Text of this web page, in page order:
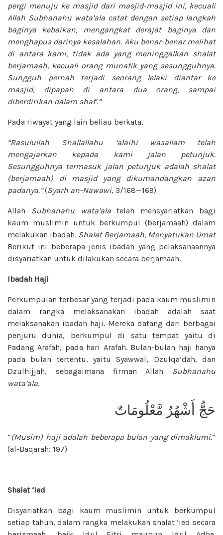
pergi menuju ke masjid dari masjid-masjid ini, kecuali
Allah Subhanahu wata’ala catat dengan setiap langkah
baginya kebaikan, mengangkat derajat baginya dan
menghapus darinya kesalahan. Aku benar-benar melihat
di antara kami, tidak ada yang meninggalkan shalat
berjamaah, kecuali orang munafik yang sesungguhnya.
Sungguh pernah terjadi seorang lelaki diantar ke
masjid, dipapah di antara dua orang, sampai
diberdirikan dalam shaf’.”
Pada riwayat yang lain beliau berkata,
“Rasulullah Shallallahu ‘alaihi wasallam
telah
mengajarkan kepada kami jalan petunjuk.
Sesungguhnya termasuk jalan petunjuk adalah shalat
(berjamaah) di masjid yang dikumandangkan azan
padanya.”(Syarh an-Nawawi, 3/168—169)
Allah Subhanahu wata’alatelah mensyariatkan bagi
kaum muslimin untuk berkumpul (berjamaah) dalam
melakukan ibadah. Shalat Berjamaah, Menyatukan Umat
Berikut ini beberapa jenis ibadah yang pelaksanaannya
disyariatkan untuk dilakukan secara berjamaah.
Ibadah Haji
Perkumpulan terbesar yang terjadi pada kaum muslimin
dalam rangka melaksanakan ibadah adalah saat
melaksanakan ibadah haji. Mereka datang dari berbagai
penjuru dunia, berkumpul di satu tempat yaitu di
Padang Arafah, pada hari Arafah. Bulan-bulan haji hanya
pada bulan tertentu, yaitu Syawwal, Dzulqa’dah, dan
Dzulhijjah, sebagaimana firman Allah Subhanahu
wata’ala,
حَجُّ أَشْهُرٌ مَّعْلُومَاتٌ
“(Musim) haji adalah beberapa bulan yang dimaklumi.”
(al-Baqarah: 197)
Shalat ‘Ied
Disyariatkan bagi kaum muslimin untuk berkumpul
setiap tahun, dalam rangka melakukan shalat ‘ied secara